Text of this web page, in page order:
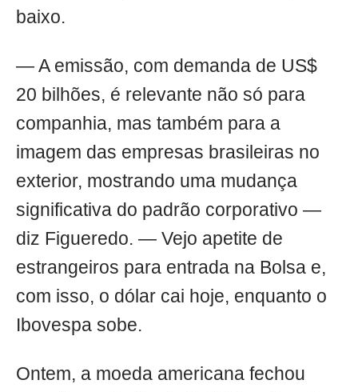
baixo.
— A emissão, com demanda de US$
20 bilhões, é relevante não só para
companhia, mas também para a
imagem das empresas brasileiras no
exterior, mostrando uma mudança
significativa do padrão corporativo —
diz Figueredo. — Vejo apetite de
estrangeiros para entrada na Bolsa e,
com isso, o dólar cai hoje, enquanto o
Ibovespa sobe.
Ontem, a moeda americana fechou